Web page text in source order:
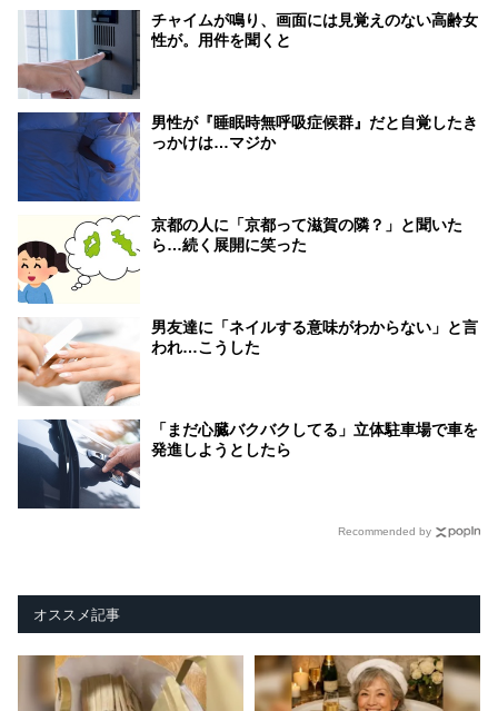
チャイムが鳴り、画面には見覚えのない高齢女
性が。用件を聞くと
男性が『睡眠時無呼吸症候群』だと自覚したき
っかけは…マジか
京都の人に「京都って滋賀の隣？」と聞いた
ら…続く展開に笑った
男友達に「ネイルする意味がわからない」と言
われ…こうした
「まだ心臓バクバクしてる」立体駐車場で車を
発進しようとしたら
Recommended by
オススメ記事